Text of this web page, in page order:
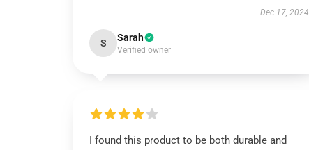
Dec 17, 2024
S Sarah
Verified owner
I found this product to be both durable and